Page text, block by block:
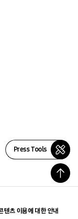
Press Tools
텐츠 이용에 대한 안내